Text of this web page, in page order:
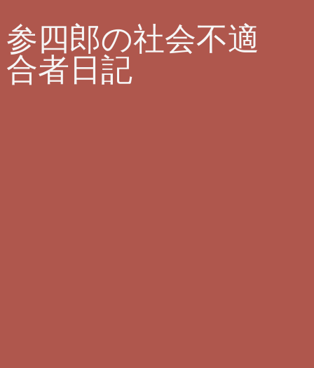
参四郎の社会不適
合者日記